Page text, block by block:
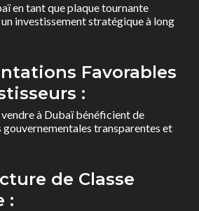
en tant que plaque tournante
investissement stratégique à long
Favorables
:
à Dubaï bénéficient de
transparentes et
de Classe
: